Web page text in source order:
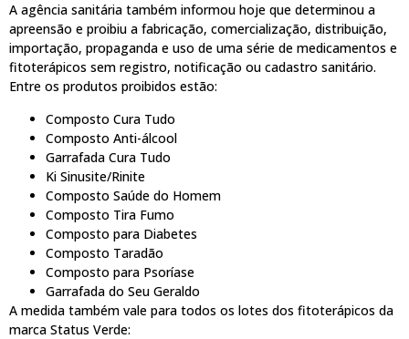
A agência sanitária também informou hoje que determinou a
apreensão e proibiu a fabricação, comercialização, distribuição,
importação, propaganda e uso de uma série de medicamentos e
fitoterápicos sem registro, notificação ou cadastro sanitário.
Entre os produtos proibidos estão:
Composto Cura Tudo
Composto Anti-álcool
Garrafada Cura Tudo
Ki Sinusite/Rinite
Composto Saúde do Homem
Composto Tira Fumo
Composto para Diabetes
Composto Taradão
Composto para Psoríase
Garrafada do Seu Geraldo
A medida também vale para todos os lotes dos fitoterápicos da
marca Status Verde: